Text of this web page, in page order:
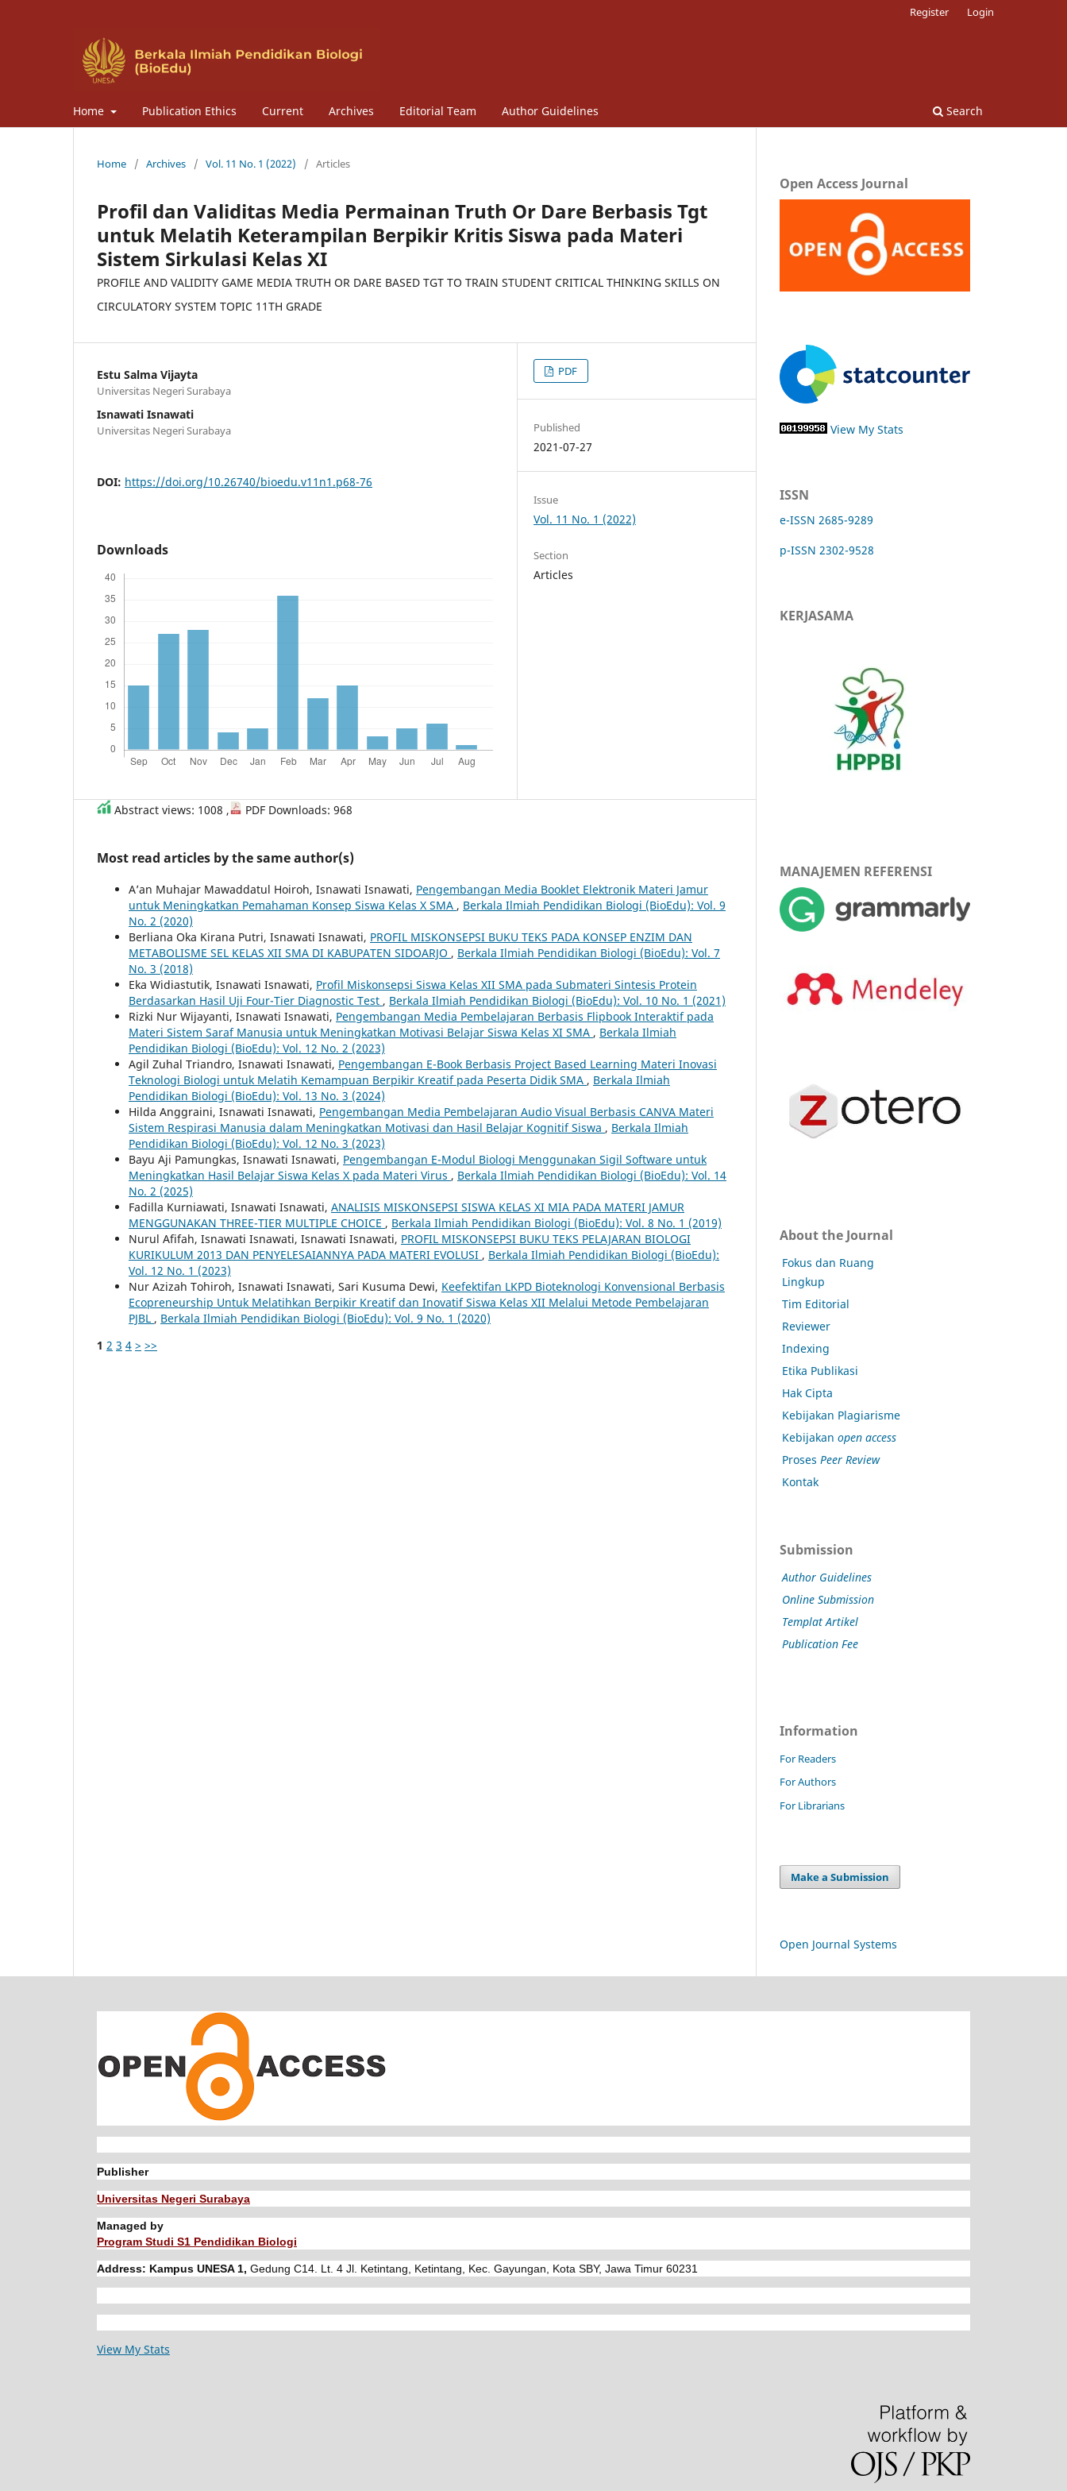
Home Publication Ethics Current Archives Editorial Team Author Guidelines Search
Register Login
Home / Archives / Vol. 11 No. 1 (2022) / Articles
Profil dan Validitas Media Permainan Truth Or Dare Berbasis Tgt
untuk Melatih Keterampilan Berpikir Kritis Siswa pada Materi
Sistem Sirkulasi Kelas XI
PROFILE AND VALIDITY GAME MEDIA TRUTH OR DARE BASED TGT TO TRAIN STUDENT CRITICAL THINKING SKILLS ON
CIRCULATORY SYSTEM TOPIC 11TH GRADE
Estu Salma Vijayta
Universitas Negeri Surabaya
Isnawati Isnawati
Universitas Negeri Surabaya
DOI: https://doi.org/10.26740/bioedu.v11n1.p68-76
Downloads
PDF
Published
2021-07-27
Issue
Vol. 11 No. 1 (2022)
Section
Articles
Abstract views: 1008 , PDF Downloads: 968
Most read articles by the same author(s)
A’an Muhajar Mawaddatul Hoiroh, Isnawati Isnawati, Pengembangan Media Booklet Elektronik Materi Jamur
untuk Meningkatkan Pemahaman Konsep Siswa Kelas X SMA , Berkala Ilmiah Pendidikan Biologi (BioEdu): Vol. 9
No. 2 (2020)
Berliana Oka Kirana Putri, Isnawati Isnawati, PROFIL MISKONSEPSI BUKU TEKS PADA KONSEP ENZIM DAN
METABOLISME SEL KELAS XII SMA DI KABUPATEN SIDOARJO , Berkala Ilmiah Pendidikan Biologi (BioEdu): Vol. 7
No. 3 (2018)
Eka Widiastutik, Isnawati Isnawati, Profil Miskonsepsi Siswa Kelas XII SMA pada Submateri Sintesis Protein
Berdasarkan Hasil Uji Four-Tier Diagnostic Test , Berkala Ilmiah Pendidikan Biologi (BioEdu): Vol. 10 No. 1 (2021)
Rizki Nur Wijayanti, Isnawati Isnawati, Pengembangan Media Pembelajaran Berbasis Flipbook Interaktif pada
Materi Sistem Saraf Manusia untuk Meningkatkan Motivasi Belajar Siswa Kelas XI SMA , Berkala Ilmiah
Pendidikan Biologi (BioEdu): Vol. 12 No. 2 (2023)
Agil Zuhal Triandro, Isnawati Isnawati, Pengembangan E-Book Berbasis Project Based Learning Materi Inovasi
Teknologi Biologi untuk Melatih Kemampuan Berpikir Kreatif pada Peserta Didik SMA , Berkala Ilmiah
Pendidikan Biologi (BioEdu): Vol. 13 No. 3 (2024)
Hilda Anggraini, Isnawati Isnawati, Pengembangan Media Pembelajaran Audio Visual Berbasis CANVA Materi
Sistem Respirasi Manusia dalam Meningkatkan Motivasi dan Hasil Belajar Kognitif Siswa , Berkala Ilmiah
Pendidikan Biologi (BioEdu): Vol. 12 No. 3 (2023)
Bayu Aji Pamungkas, Isnawati Isnawati, Pengembangan E-Modul Biologi Menggunakan Sigil Software untuk
Meningkatkan Hasil Belajar Siswa Kelas X pada Materi Virus , Berkala Ilmiah Pendidikan Biologi (BioEdu): Vol. 14
No. 2 (2025)
Fadilla Kurniawati, Isnawati Isnawati, ANALISIS MISKONSEPSI SISWA KELAS XI MIA PADA MATERI JAMUR
MENGGUNAKAN THREE-TIER MULTIPLE CHOICE , Berkala Ilmiah Pendidikan Biologi (BioEdu): Vol. 8 No. 1 (2019)
Nurul Afifah, Isnawati Isnawati, Isnawati Isnawati, PROFIL MISKONSEPSI BUKU TEKS PELAJARAN BIOLOGI
KURIKULUM 2013 DAN PENYELESAIANNYA PADA MATERI EVOLUSI , Berkala Ilmiah Pendidikan Biologi (BioEdu):
Vol. 12 No. 1 (2023)
Nur Azizah Tohiroh, Isnawati Isnawati, Sari Kusuma Dewi, Keefektifan LKPD Bioteknologi Konvensional Berbasis
Ecopreneurship Untuk Melatihkan Berpikir Kreatif dan Inovatif Siswa Kelas XII Melalui Metode Pembelajaran
PJBL , Berkala Ilmiah Pendidikan Biologi (BioEdu): Vol. 9 No. 1 (2020)
1 2 3 4 > >>
Open Access Journal
View My Stats
ISSN
e-ISSN 2685-9289
p-ISSN 2302-9528
KERJASAMA
MANAJEMEN REFERENSI
About the Journal
Fokus dan Ruang
Lingkup
Tim Editorial
Reviewer
Indexing
Etika Publikasi
Hak Cipta
Kebijakan Plagiarisme
Kebijakan open access
Proses Peer Review
Kontak
Submission
Author Guidelines
Online Submission
Templat Artikel
Publication Fee
Information
For Readers
For Authors
For Librarians
Make a Submission
Open Journal Systems
Publisher
Universitas Negeri Surabaya
Managed by
Program Studi S1 Pendidikan Biologi
Address: Kampus UNESA 1, Gedung C14. Lt. 4 Jl. Ketintang, Ketintang, Kec. Gayungan, Kota SBY, Jawa Timur 60231
View My Stats